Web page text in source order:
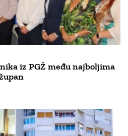
iz PGŽ među najboljima